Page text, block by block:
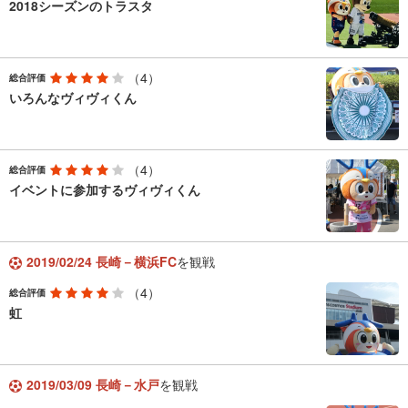
2018シーズンのトラスタ
総合評価
（4）
いろんなヴィヴィくん
総合評価
（4）
イベントに参加するヴィヴィくん
2019/02/24 長崎－横浜FCを観戦
総合評価
（4）
虹
2019/03/09 長崎－水戸を観戦